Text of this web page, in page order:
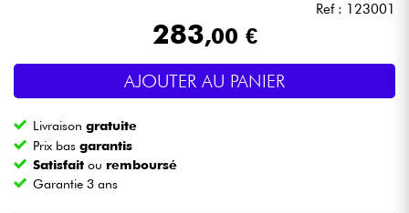
Eclairage
Vents
Ref : 123001
283,00 €
AJOUTER AU PANIER
Livraisongratuite
Prix basgarantis
Satisfait ou remboursé
Garantie 3 ans